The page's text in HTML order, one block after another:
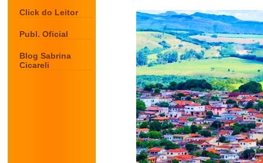
Click do Leitor
Publ. Oficial
Blog Sabrina
Cicareli